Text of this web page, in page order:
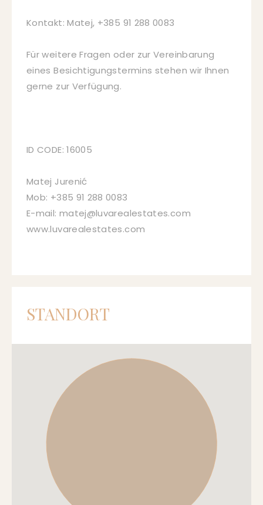
Kontakt: Matej, +385 91 288 0083
Für weitere Fragen oder zur Vereinbarung
eines Besichtigungstermins stehen wir Ihnen
gerne zur Verfügung.
ID CODE: 16005
Matej Jurenić
Mob: +385 91 288 0083
E-mail: matej@luvarealestates.com
www.luvarealestates.com
STANDORT